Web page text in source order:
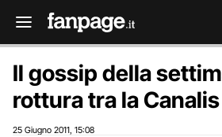
Il gossip della
rottura tra la
25 Giugno 2011 15:08